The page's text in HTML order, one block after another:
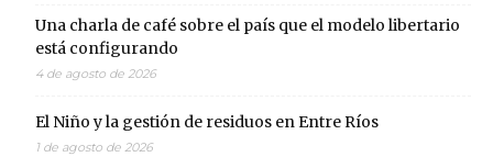
Una charla de café sobre el país que el modelo libertario
está configurando
4 de agosto de 2026
El Niño y la gestión de residuos en Entre Ríos
1 de agosto de 2026